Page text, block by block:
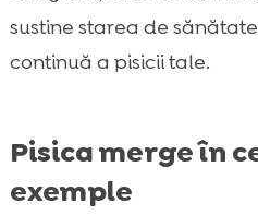
sustine starea de
continuă a pisicii tale.
Pisica merge în
exemple